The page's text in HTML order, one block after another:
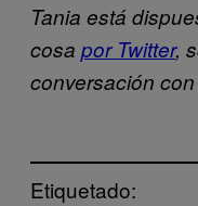
Tania está
cosa por Twitter,
conversación
Etiquetado: